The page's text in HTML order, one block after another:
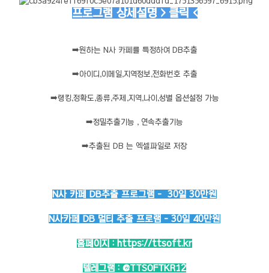
프로그램 상세설명 > 클릭 <
➡️원하는 N사 카페를 특정하여 DB추출
➡️아이디,이메일,지역정보,전화번호 추출
➡️랭킹,정확도,종류,주제,지역,나이,성별 옵션설정 가능
➡️정밀추출기능 , 연속추출기능
➡️추출된 DB 는 엑셀파일로 저장
N사 카페 DB추출 프로그램 - 30일 30만원
N사카페 DB 멀티 추출 프로램 - 30일 40만원
홈페이지 : https://ttsoft.kr
텔레그램 : @TTSOFTKR12